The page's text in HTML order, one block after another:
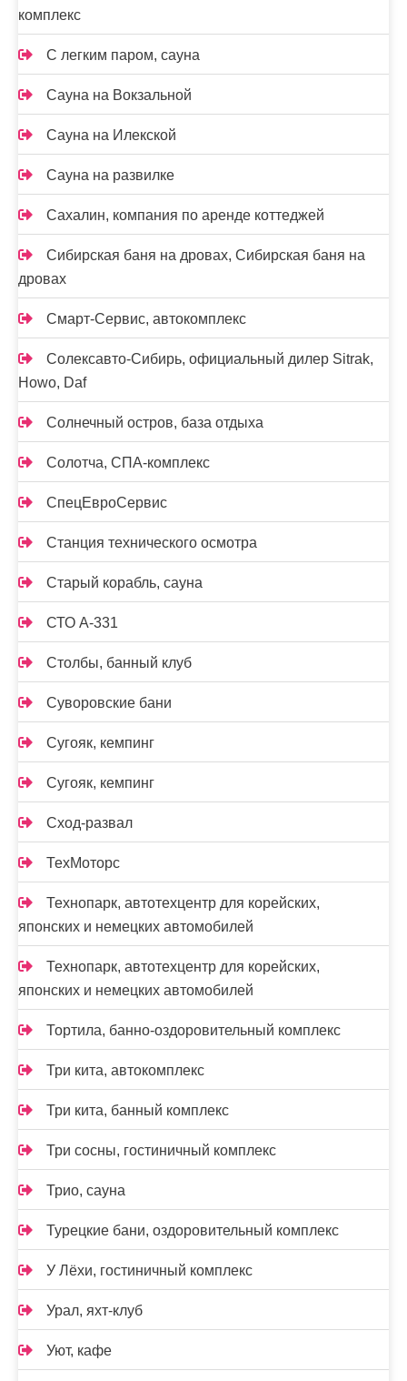
комплекс
С легким паром, сауна
Сауна на Вокзальной
Сауна на Илекской
Сауна на развилке
Сахалин, компания по аренде коттеджей
Сибирская баня на дровах, Сибирская баня на
дровах
Смарт-Сервис, автокомплекс
Солексавто-Сибирь, официальный дилер Sitrak,
Howo, Daf
Солнечный остров, база отдыха
Солотча, СПА-комплекс
СпецЕвроСервис
Станция технического осмотра
Старый корабль, сауна
СТО А-331
Столбы, банный клуб
Суворовские бани
Сугояк, кемпинг
Сугояк, кемпинг
Сход-развал
ТехМоторс
Технопарк, автотехцентр для корейских,
японских и немецких автомобилей
Технопарк, автотехцентр для корейских,
японских и немецких автомобилей
Тортила, банно-оздоровительный комплекс
Три кита, автокомплекс
Три кита, банный комплекс
Три сосны, гостиничный комплекс
Трио, сауна
Турецкие бани, оздоровительный комплекс
У Лёхи, гостиничный комплекс
Урал, яхт-клуб
Уют, кафе